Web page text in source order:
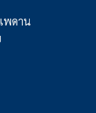
พดาน